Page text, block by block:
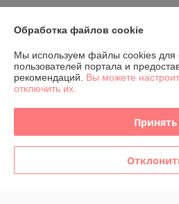
Полная версия сайта
Сайт создан на платформе
Обработка файлов cookie
Мы используем файлы cookies для
пользователей портала и
рекомендаций. Вы можете
отключить их.
Принять